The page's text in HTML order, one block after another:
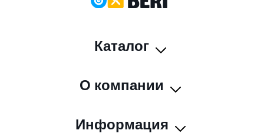
Каталог
О компании
Информация